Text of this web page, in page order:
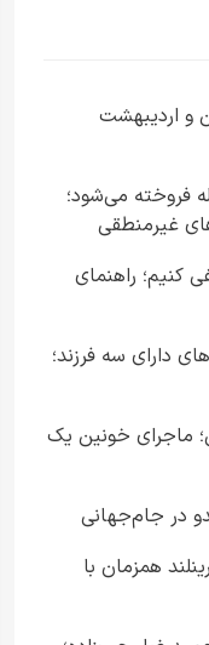
و اردیبهشت
فروخته می‌شود؛
غیرمنطقی
کنیم؛ راهنمای
خانواده‌های دارای سه فرزند؛
و ۱۲ بازداشتی؛ ماجرای خونین یک
در جام‌جهانی
همزمان با